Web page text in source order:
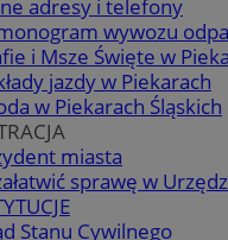
adresy i telefony
wywozu
i Msze Święte w
jazdy w Piekarach
w Piekarach Śląskich
miasta
sprawę w
Stanu Cywilnego